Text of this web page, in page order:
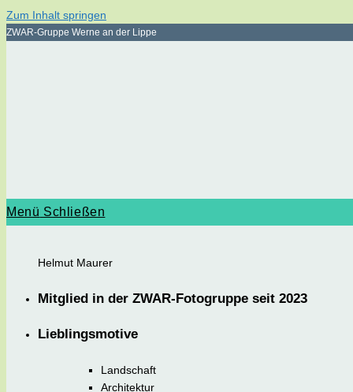
Zum Inhalt springen
ZWAR-Gruppe Werne an der Lippe
Menü Schließen
Helmut Maurer
Mitglied in der ZWAR-Fotogruppe seit 2023
Lieblingsmotive
Landschaft
Architektur